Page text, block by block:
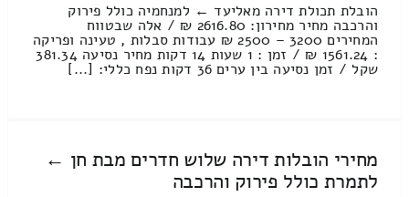
הובלת תכולת דירה מאליעד ← למנחמיה כולל פירוק
והרכבה מחיר מחירון: 2616.80 ₪ / אלה שבטווח
המחירים 3200 – 2500 ₪ עבודות סבלות , טעינה ופריקה
: 1561.24 ₪ / זמן : 1 שעות 14 דקות מחיר נסיעה 381.34
שקל / זמן נסיעה בין ערים 36 דקות נפח כללי: [...]
מחירי הובלות דירה שלוש חדרים מבת חן ←
לתמרת כולל פירוק והרכבה